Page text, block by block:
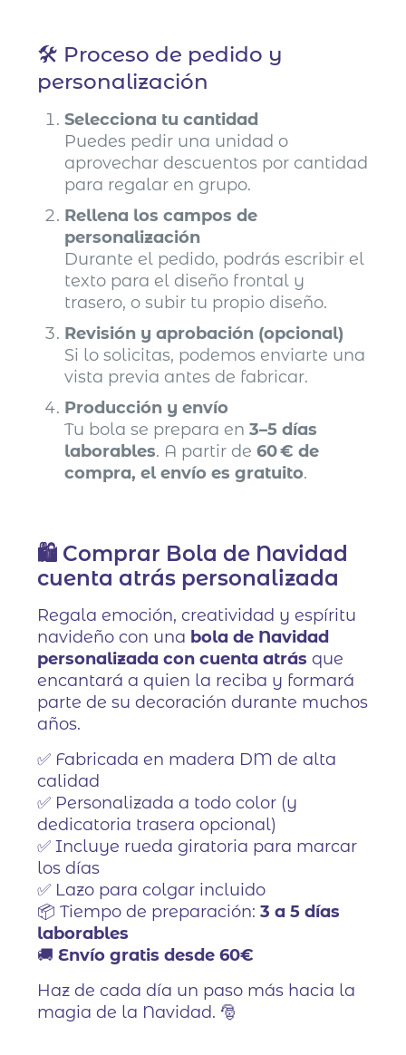
🛠️ Proceso de pedido y
personalización
Selecciona tu cantidad
Puedes pedir una unidad o
aprovechar descuentos por cantidad
para regalar en grupo.
Rellena los campos de
personalización
Durante el pedido, podrás escribir el
texto para el diseño frontal y
trasero, o subir tu propio diseño.
Revisión y aprobación (opcional)
Si lo solicitas, podemos enviarte una
vista previa antes de fabricar.
Producción y envío
Tu bola se prepara en3–5 días
laborables. A partir de60 € de
compra, el envío es gratuito.
🛍️ Comprar Bola de Navidad
cuenta atrás personalizada
Regala emoción, creatividad y espíritu
navideño con una bola de Navidad
personalizada con cuenta atrás que
encantará a quien la reciba y formará
parte de su decoración durante muchos
años.
✅ Fabricada en madera DM de alta
calidad
✅ Personalizada a todo color (y
dedicatoria trasera opcional)
✅ Incluye rueda giratoria para marcar
los días
✅ Lazo para colgar incluido
📦 Tiempo de preparación:3 a 5 días
laborables
🚚Envío gratis desde 60€
Haz de cada día un paso más hacia la
magia de la Navidad. 🎅